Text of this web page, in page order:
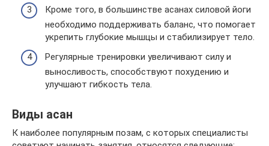
Кроме того, в большинстве асанах силовой йоги
необходимо поддерживать баланс, что помогает
укрепить глубокие мышцы и стабилизирует тело.
Регулярные тренировки увеличивают силу и
выносливость, способствуют похудению и
улучшают гибкость тела.
Виды асан
К наиболее популярным позам, с которых специалисты